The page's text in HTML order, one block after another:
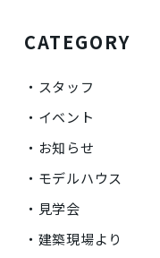
CATEGORY
スタッフ
イベント
お知らせ
モデルハウス
見学会
建築現場より